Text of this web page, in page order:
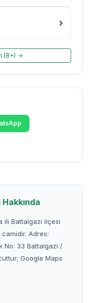
(8+) →
ili Battalgazi ilçesi
Adres:
No: 33 Battalgazi /
Google Maps